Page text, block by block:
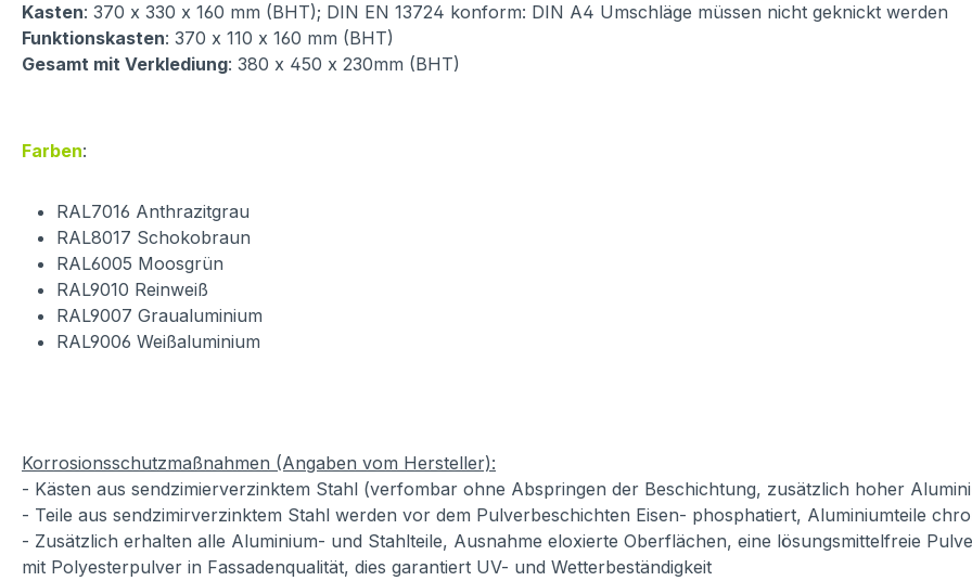
Kasten: 370 x 330 x 160 mm (BHT); DIN EN 13724 konform: DIN A4 Umschläge müssen nicht geknickt werden
Funktionskasten: 370 x 110 x 160 mm (BHT)
Gesamt mit Verklediung: 380 x 450 x 230mm (BHT)
Farben:
RAL7016 Anthrazitgrau
RAL8017 Schokobraun
RAL6005 Moosgrün
RAL9010 Reinweiß
RAL9007 Graualuminium
RAL9006 Weißaluminium
Korrosionsschutzmaßnahmen (Angaben vom Hersteller):
- Kästen aus sendzimierverzinktem Stahl (verfombar ohne Abspringen der Beschichtung, zusätzlich hoher
- Teile aus sendzimirverzinktem Stahl werden vor dem Pulverbeschichten Eisen- phosphatiert, Aluminiumteile
- Zusätzlich erhalten alle Aluminium- und Stahlteile, Ausnahme eloxierte Oberflächen, eine lösungsmittelfreie
mit Polyesterpulver in Fassadenqualität, dies garantiert UV- und Wetterbeständigkeit